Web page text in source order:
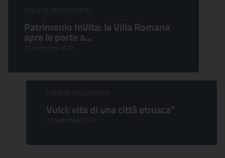
Sfoglia Eventi
EVENTO PRECEDENTE:
Patrimonio InVita: la Villa Romana
apre le porte a...
23 Settembre 2023
EVENTO SUCCESSIVO:
Vulci: vita di una città etrusca”
23 Settembre 2023